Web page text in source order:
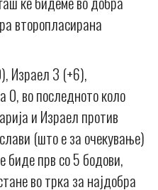
второпласирана
Израел 3 (+6),
0, во последното коло
и Израел против
(што е за очекување)
биде прв со 5 бодови,
во трка за најдобра